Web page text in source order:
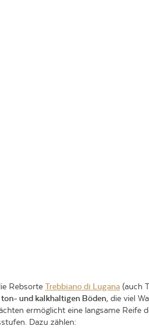
Rebsorte Trebbiano di Lugana (auch
ton- und kalkhaltigen Böden, die viel
ermöglicht eine langsame Reife
Dazu zählen: